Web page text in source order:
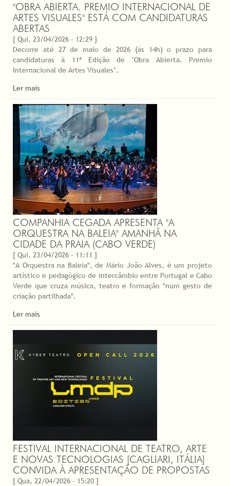
"OBRA ABIERTA. PREMIO INTERNACIONAL DE
ARTES VISUALES" ESTÁ COM CANDIDATURAS
ABERTAS
[ Qui, 23/04/2026 - 12:29 ]
Decorre até 27 de maio de 2026 (às 14h) o prazo para
candidaturas à 11ª Edição de ‘Obra Abierta. Premio
Internacional de Artes Visuales’.
Ler mais
COMPANHIA CEGADA APRESENTA "A
ORQUESTRA NA BALEIA" AMANHÃ NA
CIDADE DA PRAIA (CABO VERDE)
[ Qui, 23/04/2026 - 11:11 ]
"A Orquestra na Baleia", de Mário João Alves, é um projeto
artístico e pedagógico de intercâmbio entre Portugal e Cabo
Verde que cruza música, teatro e formação "num gesto de
criação partilhada".
Ler mais
FESTIVAL INTERNACIONAL DE TEATRO, ARTE
E NOVAS TECNOLOGIAS [CAGLIARI, ITÁLIA]
CONVIDA À APRESENTAÇÃO DE PROPOSTAS
[ Qua, 22/04/2026 - 15:20 ]